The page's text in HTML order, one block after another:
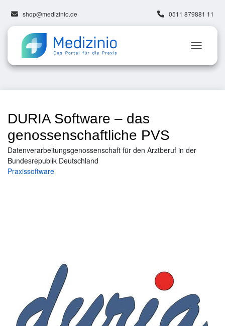
shop@medizinio.de 0511 879881 11
DURIA Software – das
genossenschaftliche PVS
Datenverarbeitungsgenossenschaft für den Arztberuf in der
Bundesrepublik Deutschland
Praxissoftware